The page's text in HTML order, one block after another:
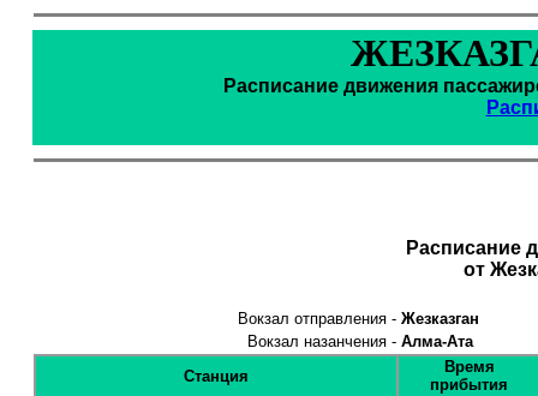
Расписание движения
Расписание
от
Вокзал отправления - Жезказган
Вокзал назанчения - Алма-Ата
Станция
Время
прибытия